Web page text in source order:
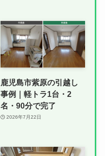
鹿児島市紫原の引越し
事例｜軽トラ1台・2
名・90分で完了
2026年7月22日